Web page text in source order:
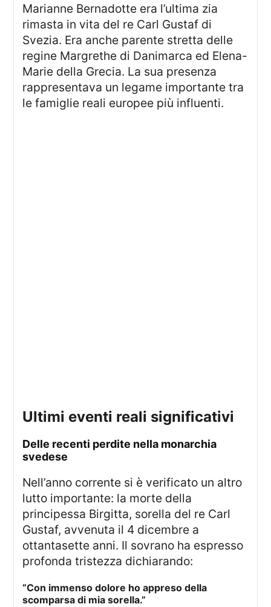
Marianne Bernadotte era l’ultima zia
rimasta in vita del re Carl Gustaf di
Svezia. Era anche parente stretta delle
regine Margrethe di Danimarca ed Elena-
Marie della Grecia. La sua presenza
rappresentava un legame importante tra
le famiglie reali europee più influenti.
ultimi eventi reali significativi
delle recenti perdite nella monarchia
svedese
Nell’anno corrente si è verificato un altro
lutto importante: la morte della
principessa Birgitta, sorella del re Carl
Gustaf, avvenuta il 4 dicembre a
ottantasette anni. Il sovrano ha espresso
profonda tristezza dichiarando:
“Con immenso dolore ho appreso della
scomparsa di mia sorella.”